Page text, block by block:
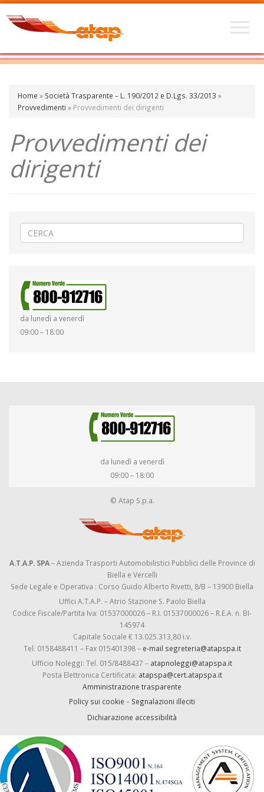
Home » Società Trasparente – L. 190/2012 e D.Lgs. 33/2013 »
Provvedimenti » Provvedimenti dei dirigenti
Provvedimenti dei
dirigenti
da lunedì a venerdì
09:00 – 18:00
da lunedì a venerdì
09:00 – 18:00
© Atap S.p.a.
A.T.A.P. SPA– Azienda Trasporti Automobilistici Pubblici delle Province di
Biella e Vercelli
Sede Legale e Operativa : Corso Guido Alberto Rivetti, 8/B – 13900 Biella
Uffici A.T.A.P. – Atrio Stazione S. Paolo Biella
Codice Fiscale/Partita Iva: 01537000026 – R.I. 01537000026 – R.E.A. n. BI-
145974
Capitale Sociale € 13.025.313,80 i.v.
Tel. 0158488411 – Fax 015401398 – e-mail segreteria@atapspa.it
Ufficio Noleggi: Tel. 015/8488437 – atapnoleggi@atapspa.it
Posta Elettronica Certificata: atapspa@cert.atapspa.it
Amministrazione trasparente
Policy sui cookie – Segnalazioni illeciti
Dichiarazione accessibilità